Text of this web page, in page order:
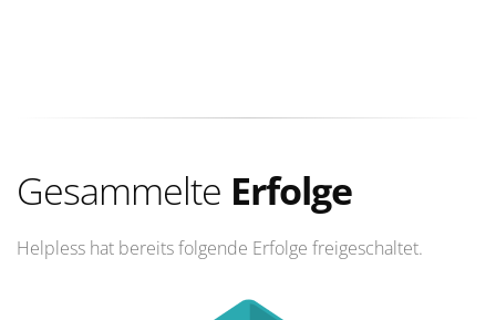
Gesammelte Erfolge
Helpless hat bereits folgende Erfolge freigeschaltet.